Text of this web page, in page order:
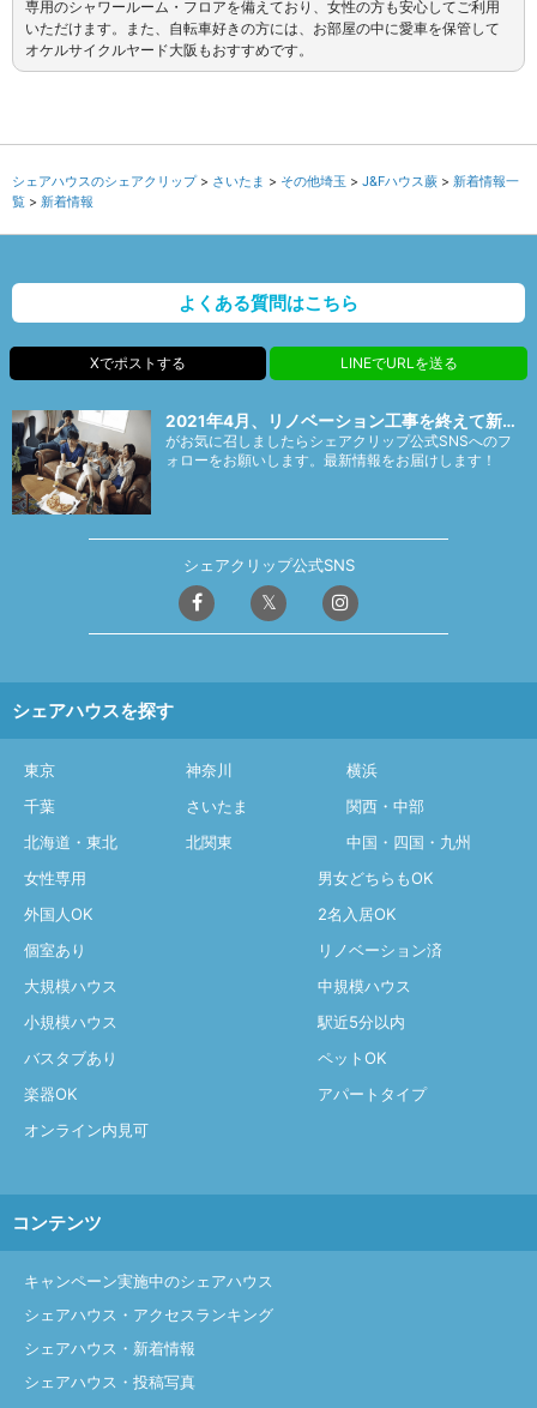
専用のシャワールーム・フロアを備えており、女性の方も安心してご利用
いただけます。また、自転車好きの方には、お部屋の中に愛車を保管して
オケルサイクルヤード大阪もおすすめです。
シェアハウスのシェアクリップ さいたま その他埼玉 J&Fハウス蕨
新着情報一
覧
新着情報
よくある質問はこちら
Xでポストする LINEでURLを送る
2021年4月、リノベーション工事を終えて新…
がお気に召しましたらシェアクリップ公式SNSへのフ
ォローをお願いします。最新情報をお届けします！
シェアクリップ公式SNS
シェアハウスを探す
東京 神奈川
横浜
千葉
さいたま
関西・中部
北海道・東北
北関東
中国・四国・九州
女性専用
男女どちらもOK
外国人OK
2名入居OK
個室あり
リノベーション済
大規模ハウス
中規模ハウス
小規模ハウス
駅近5分以内
バスタブあり
ペットOK
楽器OK
アパートタイプ
オンライン内見可
コンテンツ
キャンペーン実施中のシェアハウス
シェアハウス・アクセスランキング
シェアハウス・新着情報
シェアハウス・投稿写真